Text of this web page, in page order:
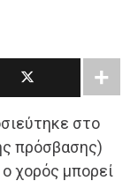
στο
πρόσβασης)
χορός μπορεί